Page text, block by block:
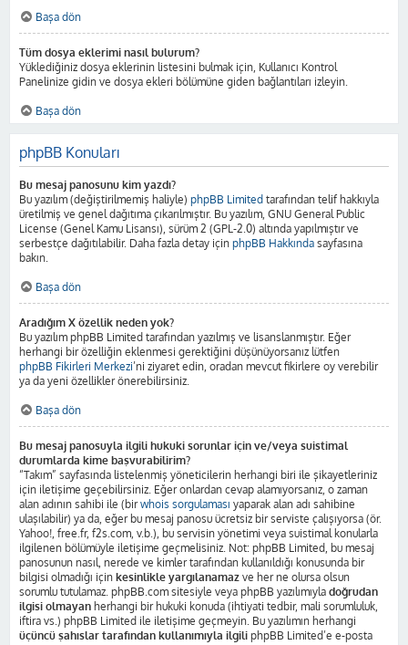
Başa dön
Tüm dosya eklerimi nasıl bulurum?
Yüklediğiniz dosya eklerinin listesini bulmak için, Kullanıcı Kontrol
Panelinize gidin ve dosya ekleri bölümüne giden bağlantıları izleyin.
Başa dön
phpBB Konuları
Bu mesaj panosunu kim yazdı?
Bu yazılım (değiştirilmemiş haliyle) phpBB Limited tarafından telif hakkıyla
üretilmiş ve genel dağıtıma çıkarılmıştır. Bu yazılım, GNU General Public
License (Genel Kamu Lisansı), sürüm 2 (GPL-2.0) altında yapılmıştır ve
serbestçe dağıtılabilir. Daha fazla detay için phpBB Hakkında sayfasına
bakın.
Başa dön
Aradığım X özellik neden yok?
Bu yazılım phpBB Limited tarafından yazılmış ve lisanslanmıştır. Eğer
herhangi bir özelliğin eklenmesi gerektiğini düşünüyorsanız lütfen
phpBB Fikirleri Merkezi’ni ziyaret edin, oradan mevcut fikirlere oy verebilir
ya da yeni özellikler önerebilirsiniz.
Başa dön
Bu mesaj panosuyla ilgili hukuki sorunlar için ve/veya suistimal
durumlarda kime başvurabilirim?
“Takım” sayfasında listelenmiş yöneticilerin herhangi biri ile şikayetleriniz
için iletişime geçebilirsiniz. Eğer onlardan cevap alamıyorsanız, o zaman
alan adının sahibi ile (birwhois sorgulaması yaparak alan adı sahibine
ulaşılabilir) ya da, eğer bu mesaj panosu ücretsiz bir serviste çalışıyorsa (ör.
Yahoo!, free.fr, f2s.com, v.b.), bu servisin yönetimi veya suistimal konularla
ilgilenen bölümüyle iletişime geçmelisiniz. Not: phpBB Limited, bu mesaj
panosunun nasıl, nerede ve kimler tarafından kullanıldığı konusunda bir
bilgisi olmadığı için kesinlikle yargılanamaz ve her ne olursa olsun
sorumlu tutulamaz. phpBB.com sitesiyle veya phpBB yazılımıyla doğrudan
ilgisi olmayan herhangi bir hukuki konuda (ihtiyati tedbir, mali sorumluluk,
iftira vs.) phpBB Limited ile iletişime geçmeyin. Bu yazılımın herhangi
üçüncü şahıslar tarafından kullanımıyla ilgili phpBB Limited’e e-posta